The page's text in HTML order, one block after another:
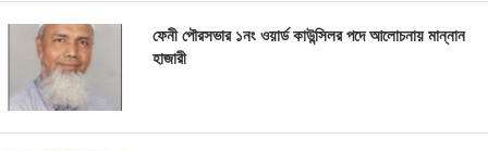
ফেনী পৌরসভার ১নং ওয়ার্ড কাউন্সিলর পদে আলোচনায় মান্নান
হাজারী